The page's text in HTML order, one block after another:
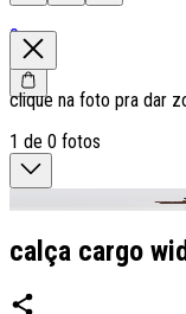
0
clique na foto pra dar
1 de 0 fotos
calça cargo